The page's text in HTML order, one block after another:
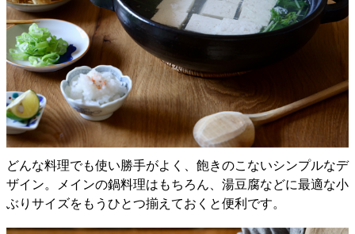
どんな料理でも使い勝手がよく、飽きのこないシンプルなデ
ザイン。メインの鍋料理はもちろん、湯豆腐などに最適な小
ぶりサイズをもうひとつ揃えておくと便利です。